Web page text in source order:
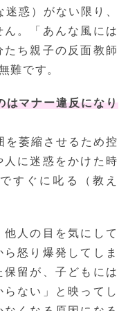
惑）がない限り、
。「あんな風には
ち親子の反面教師
難です。
はマナー違反になり
を萎縮させるため控
人に迷惑をかけた時
すぐに叱る（教え
人の目を気にして
怒り爆発してしま
留が、子どもには
らない」と映ってし